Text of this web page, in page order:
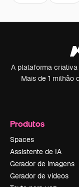
A plataforma
Mais de 1 milhão
Produtos
Spaces
Assistente de IA
Gerador de imagens
Gerador de vídeos